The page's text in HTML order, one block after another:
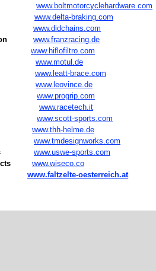
www.boltmotorcyclehardware.com
www.delta-braking.com
www.didchains.com
www.franzracing.de
www.hiflofiltro.com
www.motul.de
www.leatt-brace.com
www.leovince.de
www.progrip.com
www.racetech.it
www.scott-sports.com
www.thh-helme.de
www.tmdesignworks.com
www.uswe-sports.com
www.wiseco.co
www.faltzelte-oesterreich.at